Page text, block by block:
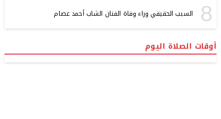
8 السبب الحقيقي وراء وفاة الفنان الشاب أحمد عصام
أوقات الصلاة اليوم